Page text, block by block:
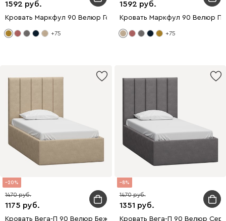
1592
Кровать Маркфул 90 Велюр Горчичный
+75
1592
Кровать Маркфул 90 Велюр
+75
20
1175
1470
Кровать Вега-П 90 Велюр Бежевый
8
1351
1470
Кровать Вега-П 90 Велюр